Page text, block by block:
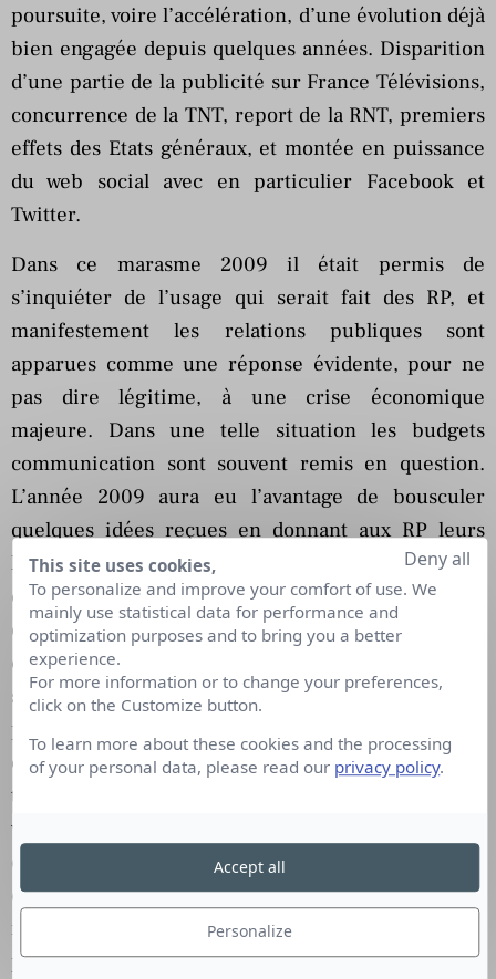
poursuite, voire l’accélération, d’une évolution déjà
bien engagée depuis quelques années. Disparition
d’une partie de la publicité sur France Télévisions,
concurrence de la TNT, report de la RNT, premiers
effets des Etats généraux, et montée en puissance
du web social avec en particulier Facebook et
Twitter.
Dans ce marasme 2009 il était permis de
s’inquiéter de l’usage qui serait fait des RP, et
manifestement les relations publiques sont
apparues comme une réponse évidente, pour ne
pas dire légitime, à une crise économique
majeure. Dans une telle situation les budgets
communication sont souvent remis en question.
L’année 2009 aura eu l’avantage de bousculer
quelques idées reçues en donnant aux RP leurs
lettres de noblesse grâce notamment à un rapport
coût / efficacité indéniable. Les RP ont permis aux
entreprises de soutenir leurs activités, de mieux
comprendre leur environnement, d’analyser et de
saisir des opportunités. Les marques ont aussi pu
promouvoir leurs valeurs, rassurer leurs clients et
créer du lien dans une période de fortes
turbulences. Les RP sont d’ailleurs devenues une
véritable arme de conviction médiatique pourvue
d’indicateurs de performances permettant de
quantifier et de qualifier la médiatisation, de
mesurer la réputation et d’évaluer le
positionnement sur le marché. Grâce à ces outils,
This site uses cookies,
To personalize and improve your comfort of use. We
mainly use statistical data for performance and
optimization purposes and to bring you a better
experience.
For more information or to change your preferences,
click on the Customize button.
To learn more about these cookies and the processing
of your personal data, please read our privacy policy.
Personalize
Deny all
Accept all